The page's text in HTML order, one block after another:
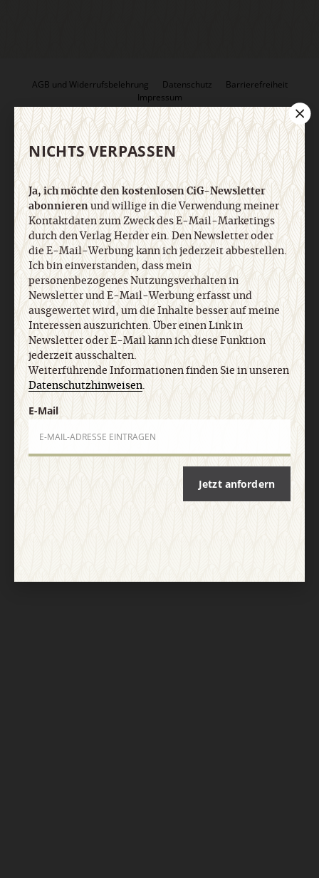
AGB und Widerrufsbelehrung Datenschutz
Barrierefreiheit
Impressum
Vertrag widerrufen Abo online kündigen
Nach oben
NICHTS VERPASSEN
Ja, ich möchte den kostenlosen CiG-Newsletter
abonnierenund willige in die Verwendung meiner
Kontaktdaten zum Zweck des E-Mail-Marketings
durch den Verlag Herder ein. Den Newsletter oder
die E-Mail-Werbung kann ich jederzeit abbestellen.
Ich bin einverstanden, dass mein
personenbezogenes Nutzungsverhalten in
Newsletter und E-Mail-Werbung erfasst und
ausgewertet wird, um die Inhalte besser auf meine
Interessen auszurichten. Über einen Link in
Newsletter oder E-Mail kann ich diese Funktion
jederzeit ausschalten.
Weiterführende Informationen finden Sie in unseren
Datenschutzhinweisen.
E-Mail
Jetzt anfordern